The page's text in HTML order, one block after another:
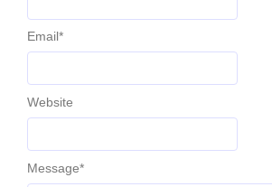
Message*
Email*
Website